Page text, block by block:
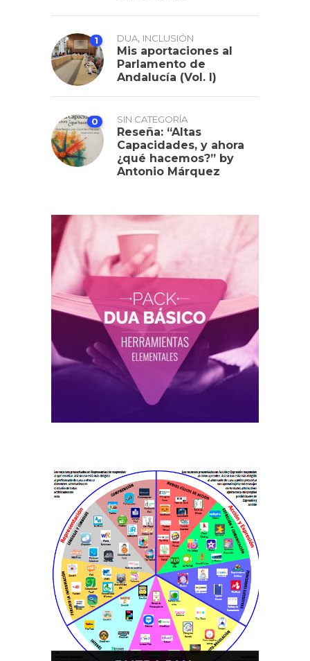
1 DUA, INCLUSIÓN
Mis aportaciones al
Parlamento de
Andalucía (Vol. I)
0 SIN CATEGORÍA
Reseña: “Altas
Capacidades, y ahora
¿qué hacemos?” by
Antonio Márquez